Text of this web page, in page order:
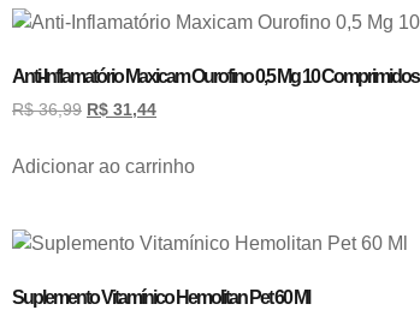
Anti-Inflamatório Maxicam Ourofino 0,5 Mg 10 Comprimidos
R$36,99 R$ 31,44
Adicionar ao carrinho
Suplemento Vitamínico Hemolitan Pet 60 Ml